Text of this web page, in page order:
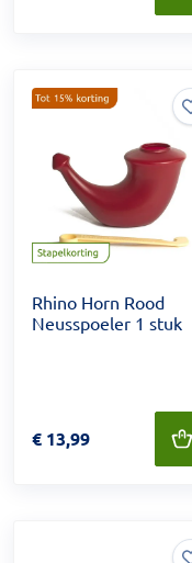
Rhino Horn Rood
Neusspoeler 1 stuk
Prijs: € 13,99
€ 13,99